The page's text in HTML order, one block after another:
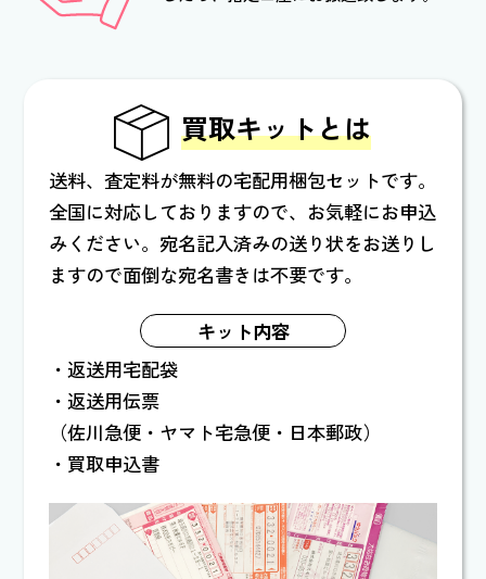
買取キットとは
送料、査定料が無料の宅配用梱包セットです。
全国に対応しておりますので、お気軽にお申込
みください。 宛名記入済みの送り状をお送りし
ますので面倒な宛名書きは不要です。
キット内容
返送用宅配袋
返送用伝票
（佐川急便・ヤマト宅急便・日本郵政）
買取申込書